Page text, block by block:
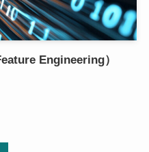
Engineering）